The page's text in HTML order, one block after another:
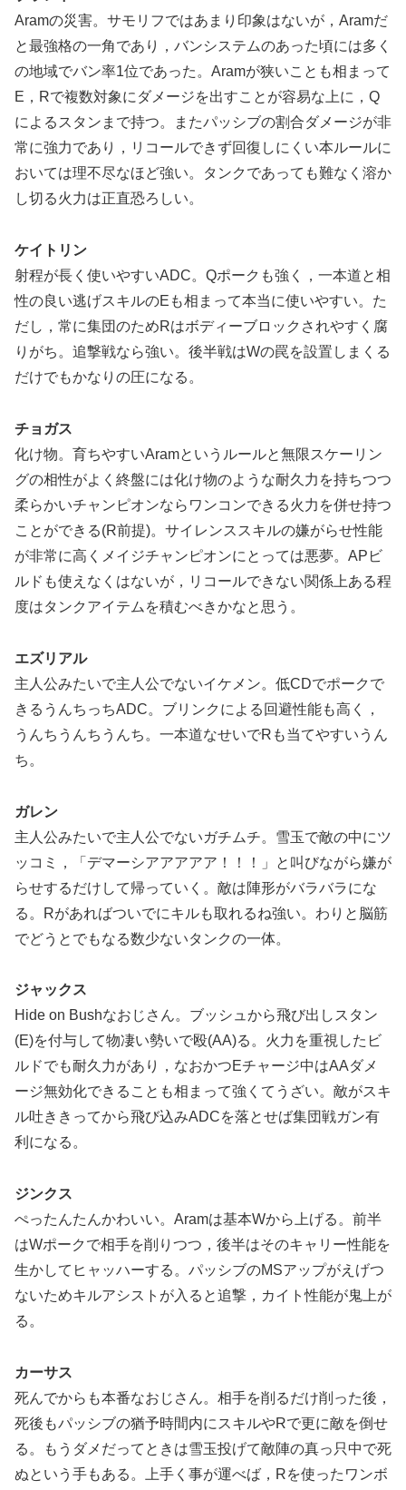
Aramの災害。サモリフではあまり印象はないが，Aramだ
と最強格の一角であり，バンシステムのあった頃には多く
の地域でバン率1位であった。Aramが狭いことも相まって
E，Rで複数対象にダメージを出すことが容易な上に，Q
によるスタンまで持つ。またパッシブの割合ダメージが非
常に強力であり，リコールできず回復しにくい本ルールに
おいては理不尽なほど強い。タンクであっても難なく溶か
し切る火力は正直恐ろしい。
ケイトリン
射程が長く使いやすいADC。Qポークも強く，一本道と相
性の良い逃げスキルのEも相まって本当に使いやすい。た
だし，常に集団のためRはボディーブロックされやすく腐
りがち。追撃戦なら強い。後半戦はWの罠を設置しまくる
だけでもかなりの圧になる。
チョガス
化け物。育ちやすいAramというルールと無限スケーリン
グの相性がよく終盤には化け物のような耐久力を持ちつつ
柔らかいチャンピオンならワンコンできる火力を併せ持つ
ことができる(R前提)。サイレンススキルの嫌がらせ性能
が非常に高くメイジチャンピオンにとっては悪夢。APビ
ルドも使えなくはないが，リコールできない関係上ある程
度はタンクアイテムを積むべきかなと思う。
エズリアル
主人公みたいで主人公でないイケメン。低CDでポークで
きるうんちっちADC。ブリンクによる回避性能も高く，
うんちうんちうんち。一本道なせいでRも当てやすいうん
ち。
ガレン
主人公みたいで主人公でないガチムチ。雪玉で敵の中にツ
ッコミ，「デマーシアアアアア！！！」と叫びながら嫌が
らせするだけして帰っていく。敵は陣形がバラバラにな
る。Rがあればついでにキルも取れるね強い。わりと脳筋
でどうとでもなる数少ないタンクの一体。
ジャックス
Hide on Bushなおじさん。ブッシュから飛び出しスタン
(E)を付与して物凄い勢いで殴(AA)る。火力を重視したビ
ルドでも耐久力があり，なおかつEチャージ中はAAダメ
ージ無効化できることも相まって強くてうざい。敵がスキ
ル吐ききってから飛び込みADCを落とせば集団戦ガン有
利になる。
ジンクス
ぺったんたんかわいい。Aramは基本Wから上げる。前半
はWポークで相手を削りつつ，後半はそのキャリー性能を
生かしてヒャッハーする。パッシブのMSアップがえげつ
ないためキルアシストが入ると追撃，カイト性能が鬼上が
る。
カーサス
死んでからも本番なおじさん。相手を削るだけ削った後，
死後もパッシブの猶予時間内にスキルやRで更に敵を倒せ
る。もうダメだってときは雪玉投げて敵陣の真っ只中で死
ぬという手もある。上手く事が運べば，Rを使ったワンボ